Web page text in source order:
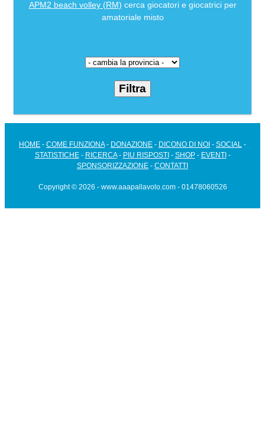
APM2 beach volley (RM) cerca giocatori e giocatrici per
amatoriale misto
HOME - COME FUNZIONA- DONAZIONE - DICONO DI NOI - SOCIAL -
STATISTICHE- RICERCA- PIU RISPOSTI - SHOP- EVENTI -
SPONSORIZZAZIONE - CONTATTI
Copyright © 2026 - www.aaapallavolo.com - 01478060526